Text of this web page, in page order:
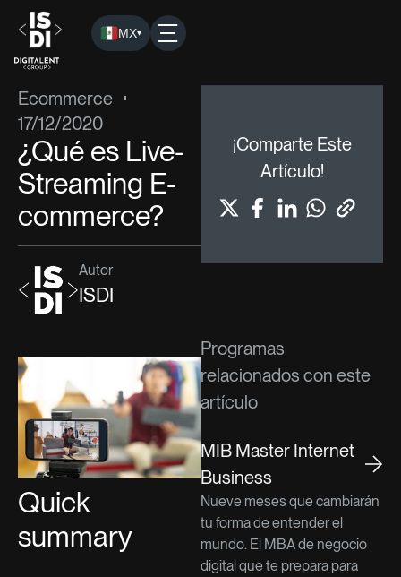
MX▾
ISDI›Blog
Ecommerce
17/12/2020
¿Qué es Live-
Streaming E-
commerce?
Autor
ISDI
Quick
summary
¡Comparte Este
Artículo!
Programas
relacionados con este
artículo
MIB Master Internet
Business
Nueve meses que cambiarán
tu forma de entender el
mundo. El MBA de negocio
digital que te prepara para